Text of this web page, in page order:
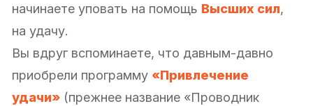
начинаете уповать на помощь Высших сил,
на удачу.
Вы вдруг вспоминаете, что давным-давно
приобрели программу «Привлечение
удачи» (прежнее название «Проводник